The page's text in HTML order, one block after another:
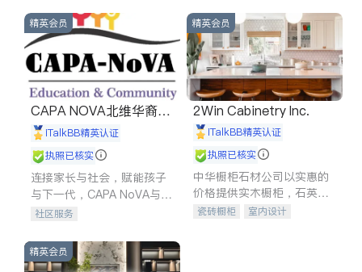
建筑合同、刑事案件全包办
信托/遗嘱
商业
索赔
律师-其它 保释
精英会员
CAPA NOVA北维华裔家
长会iTalkBB精英认证
执照已核实
连接家长与社会，赋能孩子
与下一代，CAPA NoVA与您
携手建设包容、公平、充满
社区服务
精英会员
2Win Cabinetry Inc.
iTalkBB精英认证
执照已核实
中华橱柜石材公司以实惠的
价格提供实木橱柜，石英石
台面，多种优质不锈钢水
瓷砖橱柜
室内设计
精英会员